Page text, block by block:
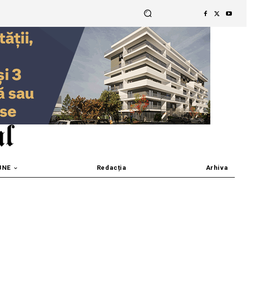
Redacția Arhiva